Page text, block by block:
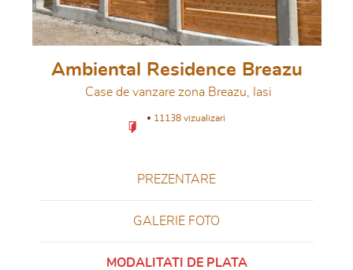
Ambiental Residence Breazu
Case de vanzare zona Breazu, Iasi
11138 vizualizari
PREZENTARE
GALERIE FOTO
MODALITATI DE PLATA